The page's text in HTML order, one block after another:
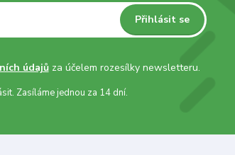
Přihlásit se
údajůza účelem rozesílky newsletteru.
Zasíláme jednou za 14 dní.